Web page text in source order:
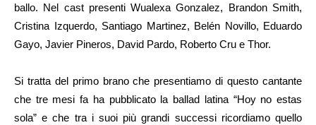
ballo. Nel cast presenti Wualexa Gonzalez, Brandon Smith,
Cristina Izquerdo, Santiago Martinez, Belén Novillo, Eduardo
Gayo, Javier Pineros, David Pardo, Roberto Cru e Thor.
Si tratta del primo brano che presentiamo di questo cantante
che tre mesi fa ha pubblicato la ballad latina “Hoy no estas
sola” e che tra i suoi più grandi successi ricordiamo quello